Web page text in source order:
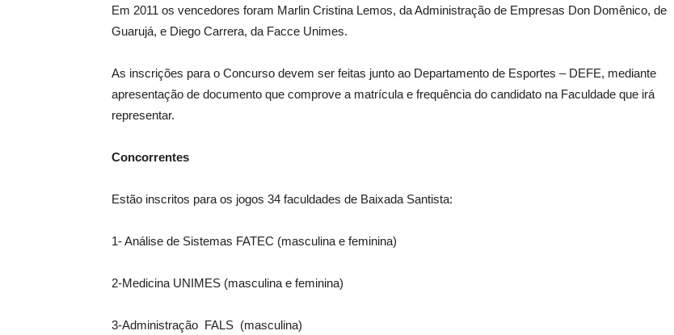
Em 2011 os vencedores foram Marlin Cristina Lemos, da Administração de Empresas Don Domênico, de
Guarujá, e Diego Carrera, da Facce Unimes.
As inscrições para o Concurso devem ser feitas junto ao Departamento de Esportes – DEFE, mediante
apresentação de documento que comprove a matrícula e frequência do candidato na Faculdade que irá
representar.
Concorrentes
Estão inscritos para os jogos 34 faculdades de Baixada Santista:
1- Análise de Sistemas FATEC (masculina e feminina)
2-Medicina UNIMES (masculina e feminina)
3-Administração FALS (masculina)